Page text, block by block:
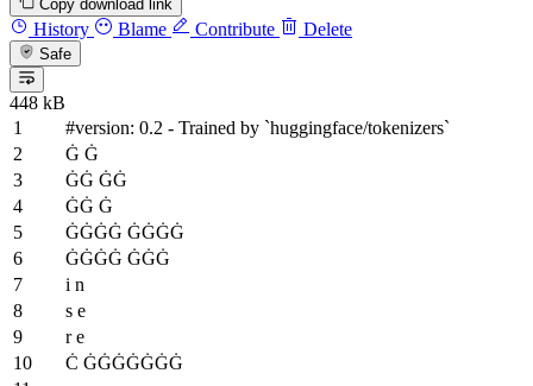
Copy download link
History Blame Contribute Delete
Safe
448 kB
#version: 0.2 - Trained by `huggingface/tokenizers`
Ġ Ġ
ĠĠ ĠĠ
ĠĠ Ġ
ĠĠĠĠ ĠĠĠĠ
ĠĠĠĠ ĠĠĠ
i n
s e
r e
Ċ ĠĠĠĠĠĠĠ